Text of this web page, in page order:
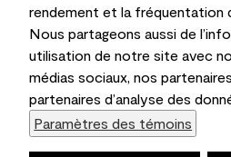
rendement et la fréquentation
Nous partageons aussi de
utilisation de notre site avec
médias sociaux, nos
partenaires d’analyse des
Paramètres des témoins